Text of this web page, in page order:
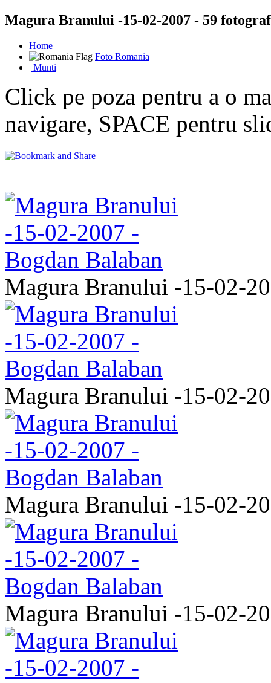
Magura Branului -15-02-2007 - 59
Home
Foto Romania
| Munti
Click pe poza pentru a o
navigare, SPACE pentru
Magura Branului -15-02-
Magura Branului -15-02-
Magura Branului -15-02-
Magura Branului -15-02-